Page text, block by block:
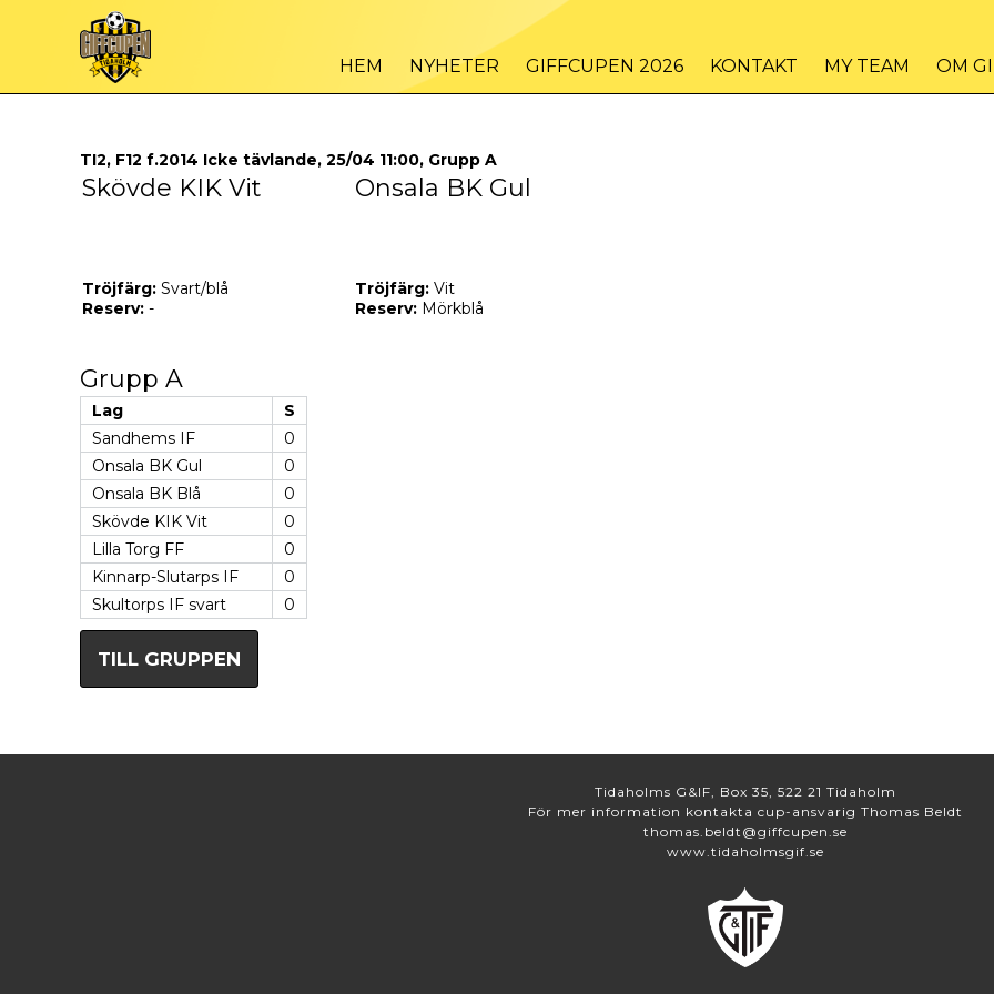
HEM NYHETER GIFFCUPEN 2026 KONTAKT MY TEAM OM
TI2, F12 f.2014 Icke tävlande, 25/04 11:00, Grupp A
Skövde KIK Vit Onsala BK Gul
Tröjfärg: Svart/blå
Reserv: -
Tröjfärg: Vit
Reserv: Mörkblå
Grupp A
Lag
S
Sandhems IF
0
Onsala BK Gul
0
Onsala BK Blå
0
Skövde KIK Vit
0
Lilla Torg FF
0
Kinnarp-Slutarps IF
0
Skultorps IF svart
0
TILL GRUPPEN
Tidaholms G&IF, Box 35, 522 21 Tidaholm
För mer information kontakta cup-ansvarig Thomas Beldt
thomas.beldt@giffcupen.se
www.tidaholmsgif.se